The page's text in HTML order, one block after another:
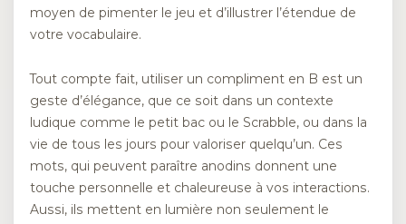
moyen de pimenter le jeu et d’illustrer l’étendue de
votre vocabulaire.
Tout compte fait, utiliser un compliment en B est un
geste d’élégance, que ce soit dans un contexte
ludique comme le petit bac ou le Scrabble, ou dans la
vie de tous les jours pour valoriser quelqu’un. Ces
mots, qui peuvent paraître anodins donnent une
touche personnelle et chaleureuse à vos interactions.
Aussi, ils mettent en lumière non seulement le